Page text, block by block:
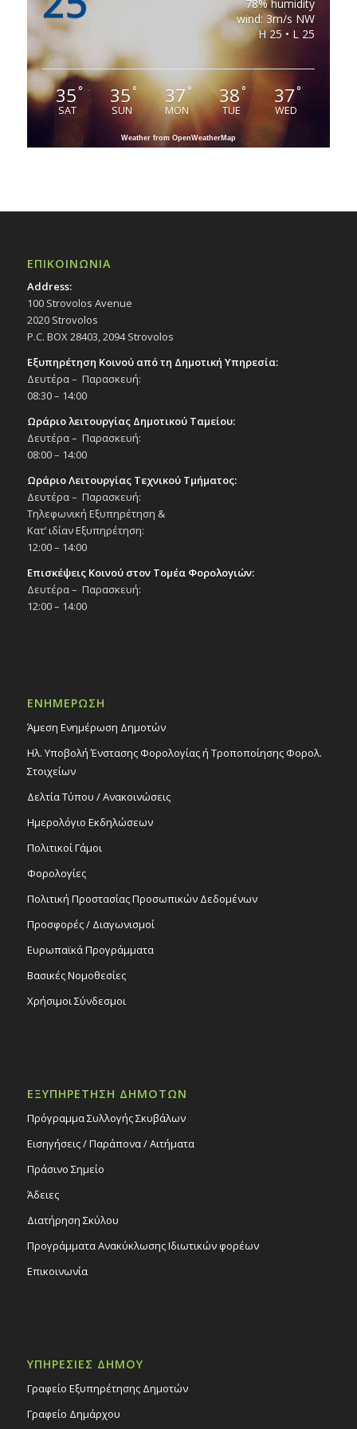
78% humidity
wind: 3m/s NW
H 25 • L 25
35°
SAT
35°
SUN
37°
MON
38°
TUE
37°
WED
Weather from OpenWeatherMap
ΕΠΙΚΟΙΝΩΝΙΑ
Address:
100 Strovolos Avenue
2020 Strovolos
P.C. BOX 28403, 2094 Strovolos
Εξυπηρέτηση Κοινού από τη Δημοτική Υπηρεσία:
Δευτέρα – Παρασκευή:
08:30 – 14:00
Ωράριο λειτουργίας Δημοτικού Ταμείου:
Δευτέρα – Παρασκευή:
08:00 – 14:00
Ωράριο Λειτουργίας Τεχνικού Τμήματος:
Δευτέρα – Παρασκευή:
Τηλεφωνική Εξυπηρέτηση &
Κατ’ ιδίαν Εξυπηρέτηση:
12:00 – 14:00
Επισκέψεις Κοινού στον Τομέα Φορολογιών:
Δευτέρα – Παρασκευή:
12:00 – 14:00
ΕΝΗΜΕΡΩΣΗ
Άμεση Ενημέρωση Δημοτών
Ηλ. Υποβολή Ένστασης Φορολογίας ή Τροποποίησης Φορολ.
Στοιχείων
Δελτία Τύπου / Ανακοινώσεις
Ημερολόγιο Εκδηλώσεων
Πολιτικοί Γάμοι
Φορολογίες
Πολιτική Προστασίας Προσωπικών Δεδομένων
Προσφορές / Διαγωνισμοί
Ευρωπαϊκά Προγράμματα
Βασικές Νομοθεσίες
Χρήσιμοι Σύνδεσμοι
ΕΞΥΠΗΡΕΤΗΣΗ ΔΗΜΟΤΩΝ
Πρόγραμμα Συλλογής Σκυβάλων
Εισηγήσεις / Παράπονα / Αιτήματα
Πράσινο Σημείο
Άδειες
Διατήρηση Σκύλου
Προγράμματα Ανακύκλωσης Ιδιωτικών φορέων
Επικοινωνία
ΥΠΗΡΕΣΙΕΣ ΔΗΜΟΥ
Γραφείο Εξυπηρέτησης Δημοτών
Γραφείο Δημάρχου